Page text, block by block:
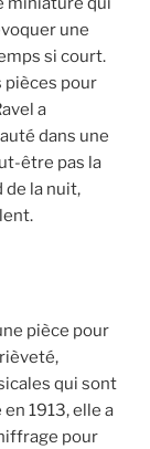
une
si court.
pièces pour
a
dans une
être pas la
de la nuit,
pièce pour
qui sont
1913, elle a
pour